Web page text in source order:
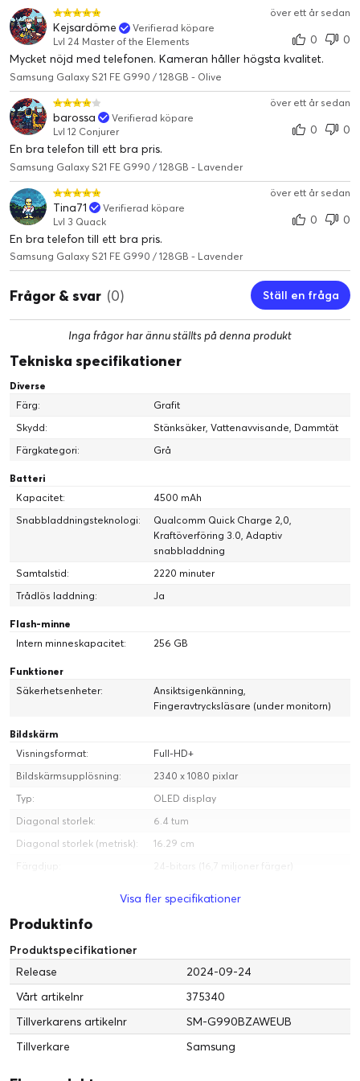
över ett år sedan
Kejsardöme
Verifierad köpare
Lvl 24 Master of the Elements
0
0
Mycket nöjd med telefonen. Kameran håller högsta kvalitet.
Samsung Galaxy S21 FE G990 / 128GB - Olive
över ett år sedan
barossa
Verifierad köpare
Lvl 12 Conjurer
0
0
En bra telefon till ett bra pris.
Samsung Galaxy S21 FE G990 / 128GB - Lavender
över ett år sedan
Tina71
Verifierad köpare
Lvl 3 Quack
0
0
En bra telefon till ett bra pris.
Samsung Galaxy S21 FE G990 / 128GB - Lavender
Frågor & svar (0) Ställ en fråga
Inga frågor har ännu ställts på denna produkt
Tekniska specifikationer
Diverse
Färg:
Grafit
Skydd:
Stänksäker, Vattenavvisande, Dammtät
Färgkategori:
Grå
Batteri
Kapacitet:
4500 mAh
Snabbladdningsteknologi:
Qualcomm Quick Charge 2,0,
Kraftöverföring 3.0, Adaptiv
snabbladdning
Samtalstid:
2220 minuter
Trådlös laddning:
Ja
Flash-minne
Intern minneskapacitet:
256 GB
Funktioner
Säkerhetsenheter:
Ansiktsigenkänning,
Fingeravtrycksläsare (under monitorn)
Bildskärm
Visningsformat:
Full-HD+
Bildskärmsupplösning:
2340 x 1080 pixlar
Typ:
OLED display
Diagonal storlek:
6.4 tum
Diagonal storlek (metrisk):
16.29 cm
Färgdjup:
24-bitars (16,7 miljoner färger)
Typ:
Pekskärmsmobil (Android OS)
Operativsystemfamilj:
Android
Teknik:
WCDMA (UMTS) / GSM
Generationen mobilt
bredband:
Visa fler specifikationer
Produktinfo
Produktspecifikationer
Release
2024-09-24
Vårt artikelnr
375340
Tillverkarens artikelnr
SM-G990BZAWEUB
Tillverkare
Samsung